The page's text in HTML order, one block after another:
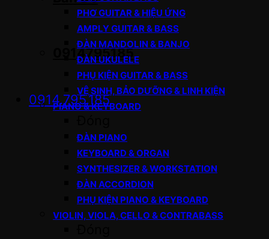
0914795185
0914.795.185
PHƠ GUITAR & HIỆU ỨNG
AMPLY GUITAR & BASS
ĐÀN MANDOLIN & BANJO
ĐÀN UKULELE
PHỤ KIỆN GUITAR & BASS
VỆ SINH, BẢO DƯỠNG & LINH KIỆN
PIANO & KEYBOARD
ĐÀN PIANO
KEYBOARD & ORGAN
SYNTHESIZER & WORKSTATION
ĐÀN ACCORDION
PHỤ KIỆN PIANO & KEYBOARD
VIOLIN, VIOLA, CELLO & CONTRABASS